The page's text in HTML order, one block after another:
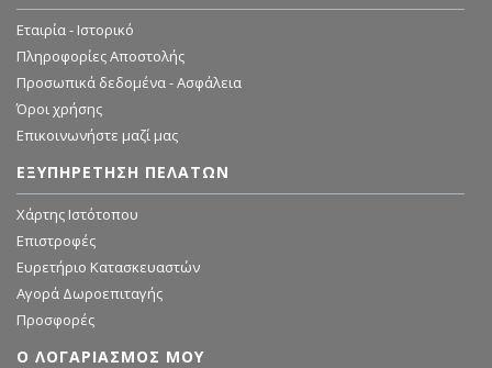
Εταιρία - Ιστορικό
Πληροφορίες Αποστολής
Προσωπικά δεδομένα - Ασφάλεια
Όροι χρήσης
Επικοινωνήστε μαζί μας
ΕΞΥΠΗΡΈΤΗΣΗ ΠΕΛΑΤΏΝ
Χάρτης Ιστότοπου
Επιστροφές
Ευρετήριο Κατασκευαστών
Αγορά Δωροεπιταγής
Προσφορές
Ο ΛΟΓΑΡΙΑΣΜΌΣ ΜΟΥ